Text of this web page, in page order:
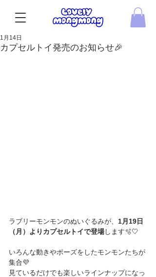
カプセルトイ発売のお知らせ🎉
1月14日
ラブリーモンモンのぬいぐるみが、 1月19日
（月）よりカプセルトイで登場します🫧🤍
いろんな動きやポーズをしたモンモンたちが
集合💜
見ているだけでも楽しいラインナップになっ